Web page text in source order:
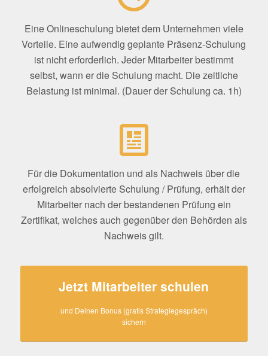
Eine Onlineschulung bietet dem Unternehmen viele
Vorteile. Eine aufwendig geplante Präsenz-Schulung
ist nicht erforderlich. Jeder Mitarbeiter bestimmt
selbst, wann er die Schulung macht. Die zeitliche
Belastung ist minimal. (Dauer der Schulung ca. 1h)
Für die Dokumentation und als Nachweis über die
erfolgreich absolvierte Schulung / Prüfung, erhält der
Mitarbeiter nach der bestandenen Prüfung ein
Zertifikat, welches auch gegenüber den Behörden als
Nachweis gilt.
Jetzt Mitarbeiter schulen
und Deinen Bonus (gratis Strategiegespräch)
sichern